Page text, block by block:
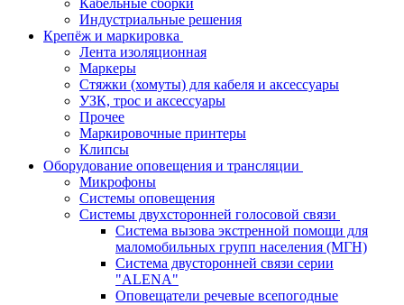
Кабельные сборки
Индустриальные решения
Крепёж и маркировка
Лента изоляционная
Маркеры
Стяжки (хомуты) для кабеля и аксессуары
УЗК, трос и аксессуары
Прочее
Маркировочные принтеры
Клипсы
Оборудование оповещения и трансляции
Микрофоны
Системы оповещения
Системы двухсторонней голосовой связи
Система вызова экстренной помощи для
маломобильных групп населения (МГН)
Система двусторонней связи серии
"ALENA"
Оповещатели речевые всепогодные